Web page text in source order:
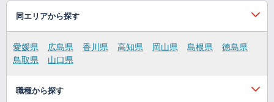
同エリアから探す
愛媛県 広島県 香川県 高知県 岡山県 島根県
徳島県
鳥取県
山口県
職種から探す